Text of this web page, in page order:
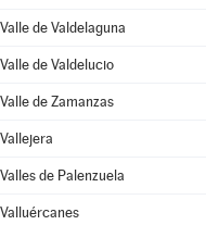
Valle de Valdelaguna
Valle de Valdelucio
Valle de Zamanzas
Vallejera
Valles de Palenzuela
Valluércanes